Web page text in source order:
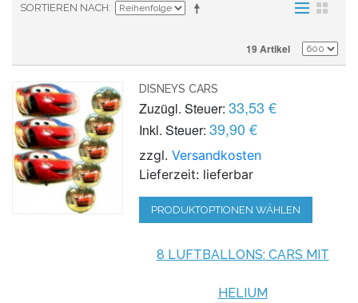
SORTIEREN NACH
19 Artikel
DISNEYS CARS
Zuzügl. Steuer: 33,53 €
Inkl. Steuer: 39,90 €
zzgl.Versandkosten
Lieferzeit: lieferbar
PRODUKTOPTIONEN WÄHLEN
8 LUFTBALLONS: CARS MIT
HELIUM